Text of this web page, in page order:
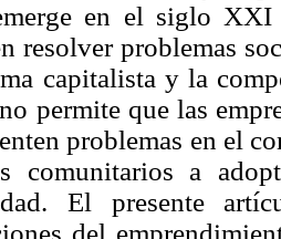
en el siglo
resolver problemas
capitalista y la
permite que las
problemas en el
comunitarios a
El presente